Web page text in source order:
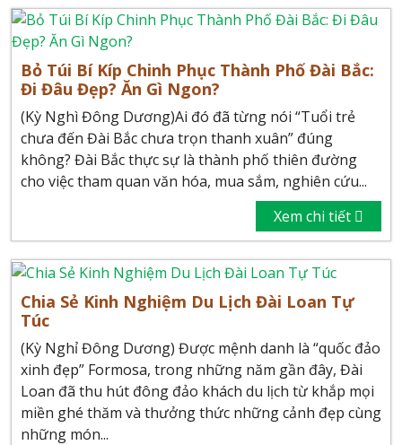
Bỏ Túi Bí Kíp Chinh Phục Thành Phố Đài Bắc:
Đi Đâu Đẹp? Ăn Gì Ngon?
(Kỳ Nghì Đông Dương)Ai đó đã từng nói “Tuổi trẻ
chưa đến Đài Bắc chưa trọn thanh xuân” đúng
không? Đài Bắc thực sự là thành phố thiên đường
cho việc tham quan văn hóa, mua sắm, nghiên cứu...
Xem chi tiết
Chia Sẻ Kinh Nghiệm Du Lịch Đài Loan Tự
Túc
(Kỳ Nghỉ Đông Dương) Được mệnh danh là “quốc đảo
xinh đẹp” Formosa, trong những năm gần đây, Đài
Loan đã thu hút đông đảo khách du lịch từ khắp mọi
miền ghé thăm và thưởng thức những cảnh đẹp cùng
những món...